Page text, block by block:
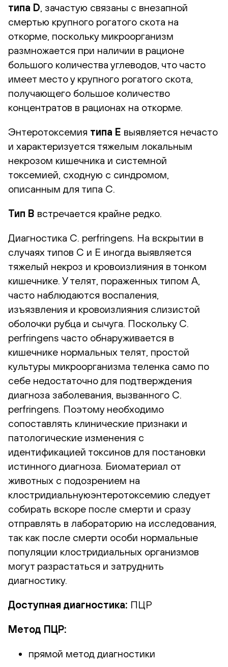
типа D , зачастую связаны с внезапной
смертью крупного рогатого скота на
откорме, поскольку микроорганизм
размножается при наличии в рационе
большого количества углеводов, что часто
имеет место у крупного рогатого скота,
получающего большое количество
концентратов в рационах на откорме.
Энтеротоксемия типа Е выявляется нечасто
и характеризуется тяжелым локальным
некрозом кишечника и системной
токсемией, сходную с синдромом,
описанным для типа C.
Тип B встречается крайне редко.
Диагностика C. perfringens. На вскрытии в
случаях типов C и E иногда выявляется
тяжелый некроз и кровоизлияния в тонком
кишечнике. У телят, пораженных типом А,
часто наблюдаются воспаления,
изъязвления и кровоизлияния слизистой
оболочки рубца и сычуга. Поскольку C.
perfringens часто обнаруживается в
кишечнике нормальных телят, простой
культуры микроорганизма теленка само по
себе недостаточно для подтверждения
диагноза заболевания, вызванного C.
perfringens. Поэтому необходимо
сопоставлять клинические признаки и
патологические изменения с
идентификацией токсинов для постановки
истинного диагноза. Биоматериал от
животных с подозрением на
клостридиальнуюэнтеротоксемию следует
собирать вскоре после смерти и сразу
отправлять в лабораторию на исследования,
так как после смерти особи нормальные
популяции клостридиальных организмов
могут разрастаться и затруднить
диагностику.
Доступная диагностика: ПЦР
Метод ПЦР:
прямой метод диагностики